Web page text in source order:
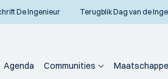
De Ingenieur Terugblik Dag van de
Agenda Communities